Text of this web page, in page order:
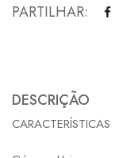
PARTILHAR:
DESCRIÇÃO
CARACTERÍSTICAS